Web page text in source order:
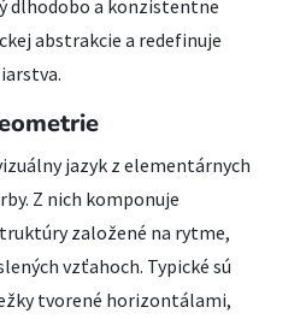
dlhodobo a konzistentne
abstrakcie a redefinuje
jazyk z elementárnych
Z nich komponuje
založené na rytme,
vzťahoch. Typické sú
tvorené horizontálami,